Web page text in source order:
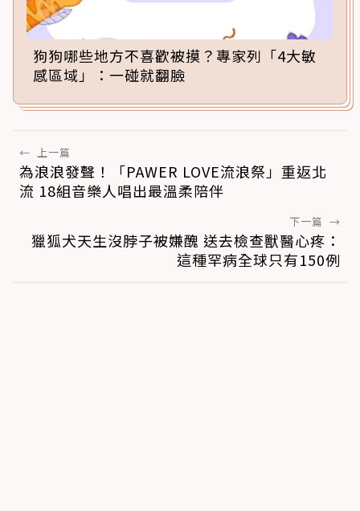
狗狗哪些地方不喜歡被摸？專家列「4大敏
感區域」：一碰就翻臉
← 上一篇
為浪浪發聲！「PAWER LOVE流浪祭」重返北
流 18組音樂人唱出最溫柔陪伴
下一篇 →
獵狐犬天生沒脖子被嫌醜 送去檢查獸醫心疼：
這種罕病全球只有150例